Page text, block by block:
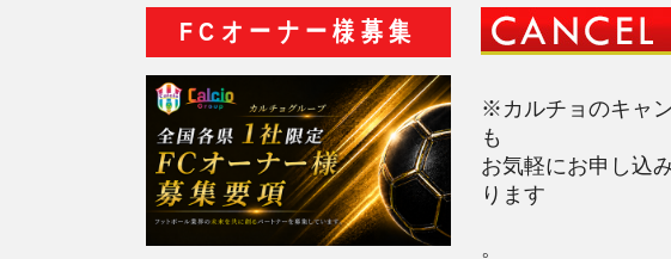
FCオーナー様募集
※カルチョのキャ
も
お気軽にお申し込
ります
。